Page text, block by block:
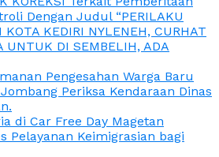
Dengan Judul “PERILAKU
KOTA KEDIRI NYLENEH, CURHAT
UNTUK DI SEMBELIH, ADA
Pengesahan Warga Baru
Periksa Kendaraan Dinas
di Car Free Day Magetan
Pelayanan Keimigrasian bagi